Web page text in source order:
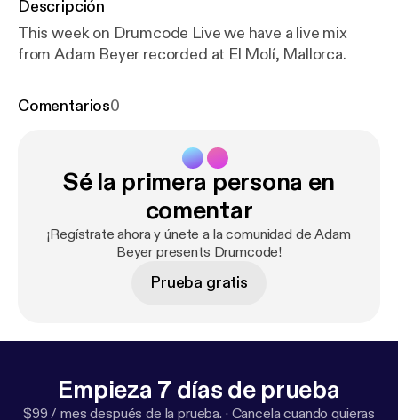
Descripción
This week on Drumcode Live we have a live mix
from Adam Beyer recorded at El Molí, Mallorca.
Comentarios0
Sé la primera persona en
comentar
¡Regístrate ahora y únete a la comunidad de Adam
Beyer presents Drumcode!
Prueba gratis
Empieza 7 días de prueba
$99 / mes después de la prueba. · Cancela cuando quieras